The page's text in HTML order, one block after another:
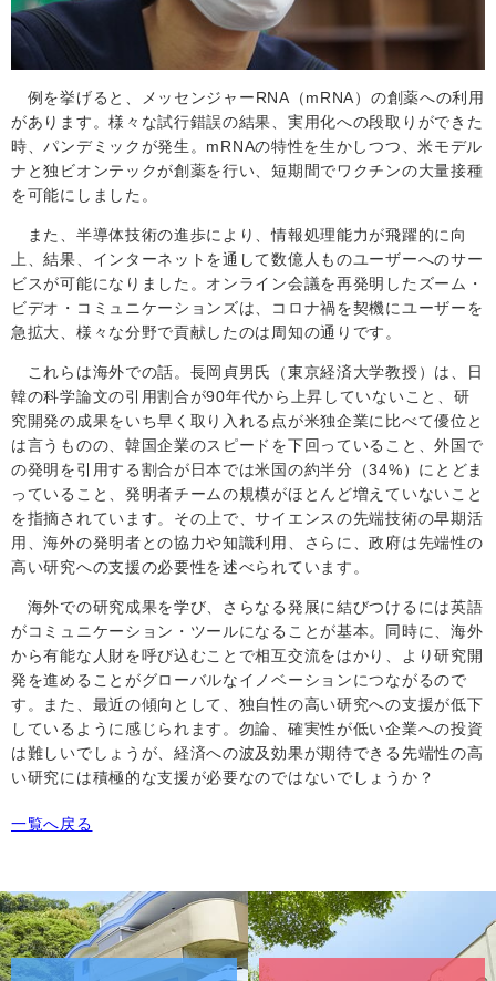
例を挙げると、メッセンジャーRNA （mRNA）の創薬への利用
があります。様々な試行錯誤の結果、実用化への段取りができた
時、パンデミックが発生。 mRNAの特性を生かしつつ、米モデル
ナと独ビオンテックが創薬を行い、短期間でワクチンの大量接種
を可能にしました。
また、半導体技術の進歩により、情報処理能力が飛躍的に向
上、結果、インターネットを通して数億人ものユーザーへのサー
ビスが可能になりました。オンライン会議を再発明したズーム・
ビデオ・コミュニケーションズは、コロナ禍を契機にユーザーを
急拡大、様々な分野で貢献したのは周知の通りです。
これらは海外での話。長岡貞男氏（東京経済大学教授）は、日
韓の科学論文の引用割合が90年代から上昇していないこと、研
究開発の成果をいち早く取り入れる点が米独企業に比べて優位と
は言うものの、韓国企業のスピードを下回っていること、外国で
の発明を引用する割合が日本では米国の約半分（34%）にとどま
っていること、発明者チームの規模がほとんど増えていないこと
を指摘されています。その上で、サイエンスの先端技術の早期活
用、海外の発明者との協力や知識利用、さらに、政府は先端性の
高い研究への支援の必要性を述べられています。
海外での研究成果を学び、さらなる発展に結びつけるには英語
がコミュニケーション・ツールになることが基本。同時に、海外
から有能な人財を呼び込むことで相互交流をはかり、より研究開
発を進めることがグローバルなイノベーションにつながるので
す。また、最近の傾向として、独自性の高い研究への支援が低下
しているように感じられます。勿論、確実性が低い企業への投資
は難しいでしょうが、経済への波及効果が期待できる先端性の高
い研究には積極的な支援が必要なのではないでしょうか？
一覧へ戻る